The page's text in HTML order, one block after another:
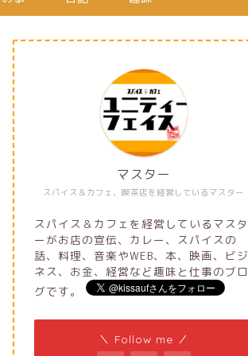
スパイス＆カフェ、喫茶店を経営しているマスター
マスター
スパイス＆カフェを経営しているマスタ
ーがお店の宣伝、カレー、スパイスの
話、料理、音楽やWEB、本、映画、ビジ
ネス、お金、経営など趣味と仕事のブロ
グです。
＼ Follow me ／